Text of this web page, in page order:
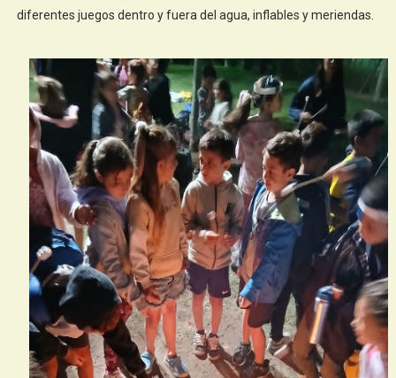
diferentes juegos dentro y fuera del agua, inflables y meriendas.